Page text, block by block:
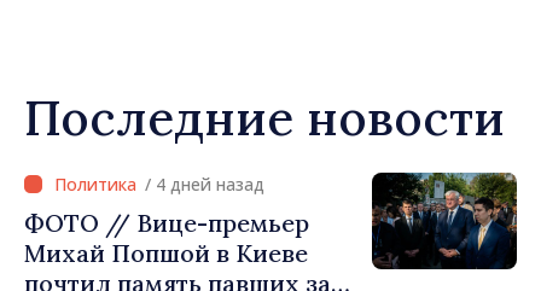
Последние новости
/ 4 дней назад
ФОТО // Вице-премьер
Михай Попшой в Киеве
почтил память павших за